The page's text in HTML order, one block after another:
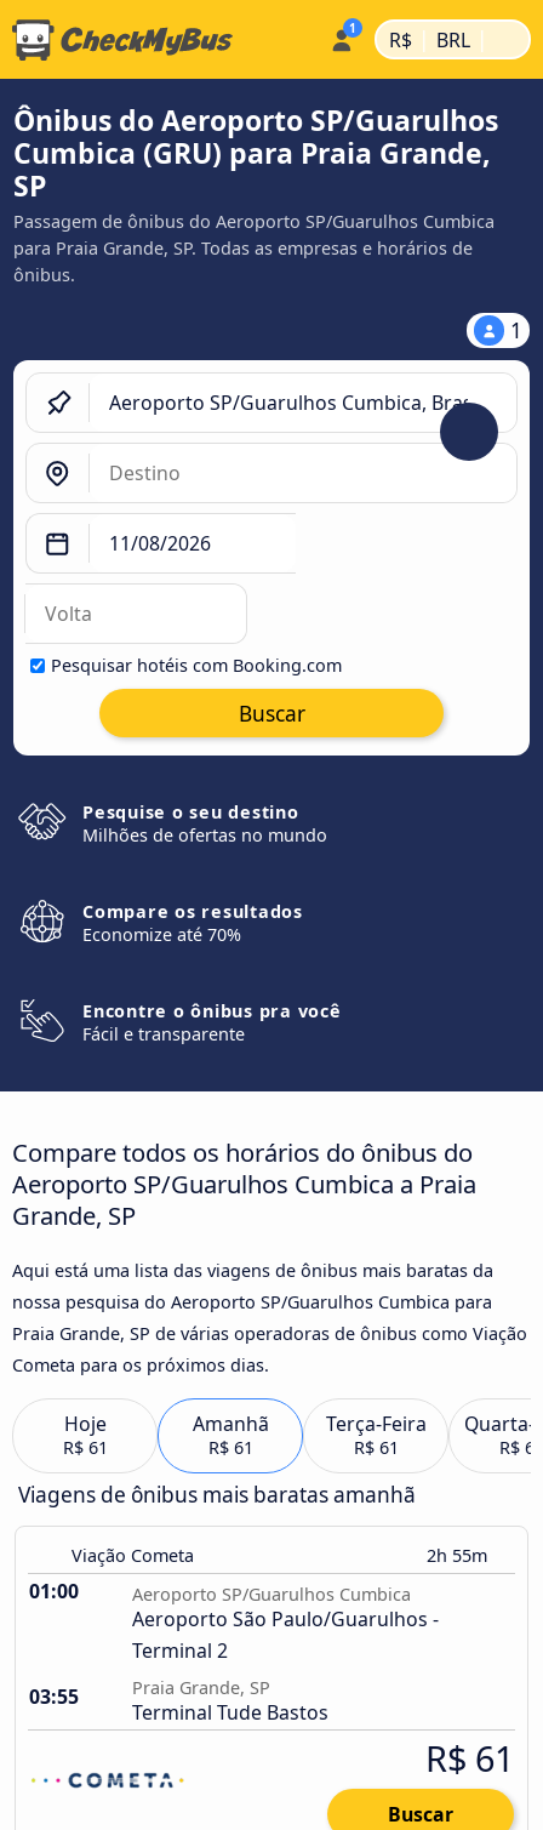
R$ | BRL |
Ônibus do Aeroporto SP/Guarulhos
Cumbica (GRU) para Praia Grande,
SP
Passagem de ônibus do Aeroporto SP/Guarulhos Cumbica
para Praia Grande, SP. Todas as empresas e horários de
ônibus.
1
Pesquisar hotéis com Booking.com
Buscar
Pesquise o seu destino
Milhões de ofertas no mundo
Compare os resultados
Economize até 70%
Encontre o ônibus pra você
Fácil e transparente
Compare todos os horários do ônibus do
Aeroporto SP/Guarulhos Cumbica a Praia
Grande, SP
Aqui está uma lista das viagens de ônibus mais baratas da
nossa pesquisa do Aeroporto SP/Guarulhos Cumbica para
Praia Grande, SP de várias operadoras de ônibus como Viação
Cometa para os próximos dias.
Hoje
R$ 61
Amanhã
R$ 61
Terça-Feira
R$ 61
Quarta-
R$ 60
Viagens de ônibus mais baratas amanhã
Viação Cometa 2h 55m
01:00 Aeroporto SP/Guarulhos Cumbica
Aeroporto São Paulo/Guarulhos -
Terminal 2
03:55
Praia Grande, SP
Terminal Tude Bastos
R$ 61
Buscar